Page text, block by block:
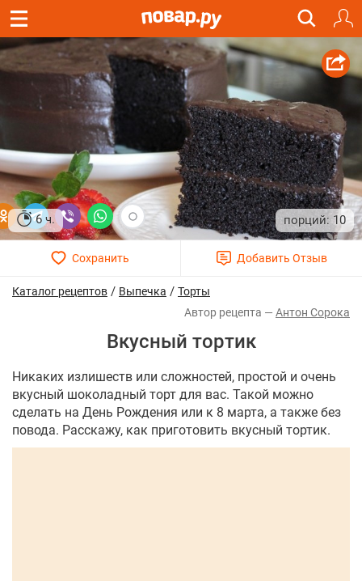
6 ч. 10
Каталог рецептов / Выпечка / Торты
Антон Сорока
Вкусный тортик
Никаких излишеств или сложностей, простой и очень
вкусный шоколадный торт для вас. Такой можно
сделать на День Рождения или к 8 марта, а также без
повода. Расскажу, как приготовить вкусный тортик.